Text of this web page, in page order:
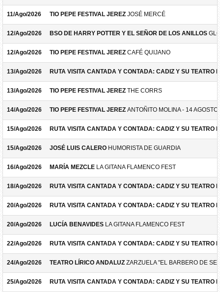
11/Ago/2026 TIO PEPE FESTIVAL JEREZ JOSÉ MERCÉ
12/Ago/2026 BSO DE HARRY POTTER Y EL SEÑOR DE LOS ANILLOS
12/Ago/2026 TIO PEPE FESTIVAL JEREZ CAFÉ QUIJANO
13/Ago/2026 RUTA VISITA CANTADA Y CONTADA: CADIZ Y SU TEATRO
13/Ago/2026 TIO PEPE FESTIVAL JEREZ THE CORRS
14/Ago/2026 TIO PEPE FESTIVAL JEREZ ANTOÑITO MOLINA - 14 AGOSTO
15/Ago/2026 RUTA VISITA CANTADA Y CONTADA: CADIZ Y SU TEATRO
15/Ago/2026 JOSÉ LUIS CALERO HUMORISTA DE GUARDIA
16/Ago/2026 MARÍA MEZCLE LA GITANA FLAMENCO FEST
18/Ago/2026 RUTA VISITA CANTADA Y CONTADA: CADIZ Y SU TEATRO
20/Ago/2026 RUTA VISITA CANTADA Y CONTADA: CADIZ Y SU TEATRO
20/Ago/2026 LUCÍA BENAVIDES LA GITANA FLAMENCO FEST
22/Ago/2026 RUTA VISITA CANTADA Y CONTADA: CADIZ Y SU TEATRO
24/Ago/2026 TEATRO LÍRICO ANDALUZ ZARZUELA "EL BARBERO DE
25/Ago/2026 RUTA VISITA CANTADA Y CONTADA: CADIZ Y SU TEATRO